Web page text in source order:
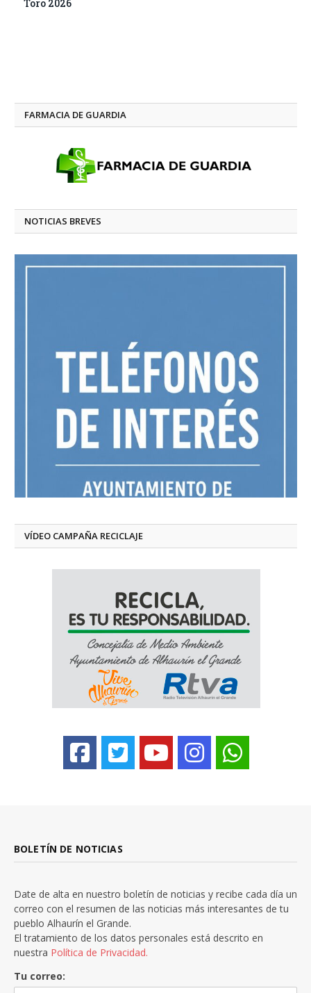
Toro 2026
FARMACIA DE GUARDIA
NOTICIAS BREVES
VÍDEO CAMPAÑA RECICLAJE
BOLETÍN DE NOTICIAS
Date de alta en nuestro boletín de noticias y recibe cada día un
correo con el resumen de las noticias más interesantes de tu
pueblo Alhaurín el Grande.
El tratamiento de los datos personales está descrito en
nuestra Política de Privacidad.
Tu correo: